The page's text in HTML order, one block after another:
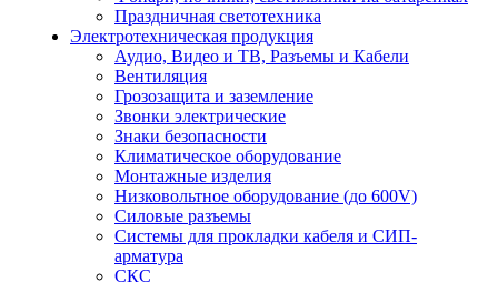
Праздничная светотехника
Электротехническая продукция
Аудио, Видео и ТВ, Разъемы и Кабели
Вентиляция
Грозозащита и заземление
Звонки электрические
Знаки безопасности
Климатическое оборудование
Монтажные изделия
Низковольтное оборудование (до 600V)
Силовые разъемы
Системы для прокладки кабеля и СИП-
арматура
СКС